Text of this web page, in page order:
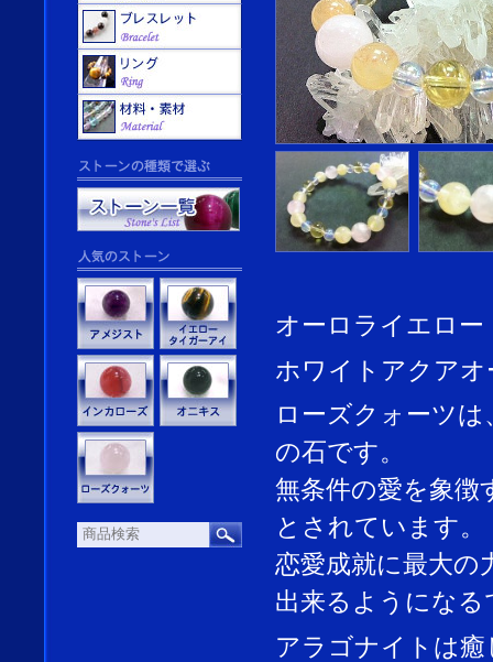
オーロライエロー
ホワイトアクアオ
ローズクォーツ
の石です。
無条件の愛を象徴
とされています。
恋愛成就に最大の
出来るようになる
アラゴナイトは